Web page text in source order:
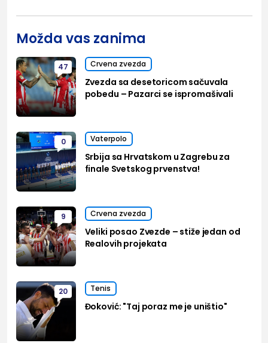
Možda vas zanima
47 Crvena zvezda
Zvezda sa desetoricom sačuvala
pobedu – Pazarci se ispromašivali
0 Vaterpolo
Srbija sa Hrvatskom u Zagrebu za
finale Svetskog prvenstva!
9 Crvena zvezda
Veliki posao Zvezde – stiže jedan od
Realovih projekata
20 Tenis
Đoković: "Taj poraz me je uništio"